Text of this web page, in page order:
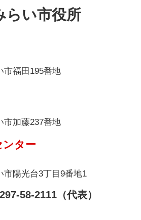
らい市役所
市福田195番地
市加藤237番地
ンター
市陽光台3丁目9番地1
58-2111（代表）